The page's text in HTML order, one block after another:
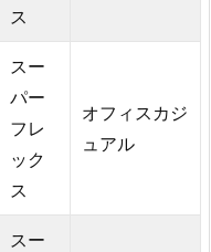
ス
スー
パー
フレ
ック
ス
オフィスカジ
ュアル
スー